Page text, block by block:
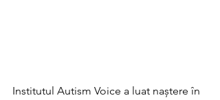
Institutul Autism Voice a luat naștere în